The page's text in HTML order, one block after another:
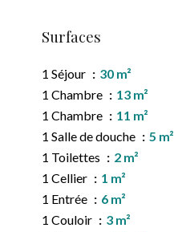
Surfaces
1 Séjour
30 m²
1 Chambre
13 m²
1 Chambre
11 m²
1 Salle de douche
5 m²
1 Toilettes
2 m²
1 Cellier
1 m²
1 Entrée
6 m²
1 Couloir
3 m²